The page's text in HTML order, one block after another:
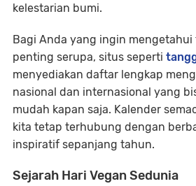
kelestarian bumi.
Bagi Anda yang ingin
penting serupa, situs seperti
menyediakan daftar lengkap
nasional dan internasional yang
mudah kapan saja. Kalender
kita tetap terhubung dengan
inspiratif sepanjang tahun.
Sejarah Hari Vegan Sedunia